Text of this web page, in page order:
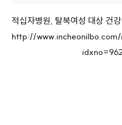
적십자병원, 탈북여성 대상 건
http://